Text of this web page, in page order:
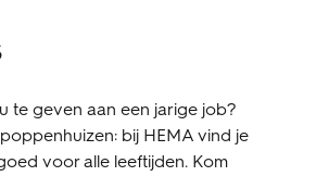
te geven aan een jarige job?
bij HEMA vind je
voor alle leeftijden. Kom